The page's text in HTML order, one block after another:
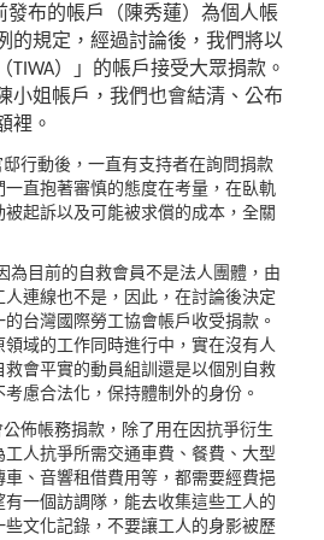
發布的帳戶（陳秀蓮）為個人帳
的規定，經過討論後，我們將以
TIWA）」的帳戶接受大眾捐款。
小姐帳戶，我們也會結清、公布
裡。
行動後，一直有支持者在詢問捐款
直抱著審慎的態度在考量， 在臥軌
起訴以及可能被求償的成本，全關
為目前的自救會員不是法人團體，由
連線也不是，因此，在討論後決定
台灣國際勞工協會帳戶收受捐款。
域的工作同時進行中，實在沒有人
會平實的動員組訓還是以個別自救
慮合法化，保持體制外的身份。
佈帳務捐款，除了用在因抗爭衍生
人抗爭所需交通車費、餐費 、大型
、音響租借費用等，都需要經費挹
一個訪調隊，能去收集這些工人的
文化記錄，不要讓工人的身影被歷